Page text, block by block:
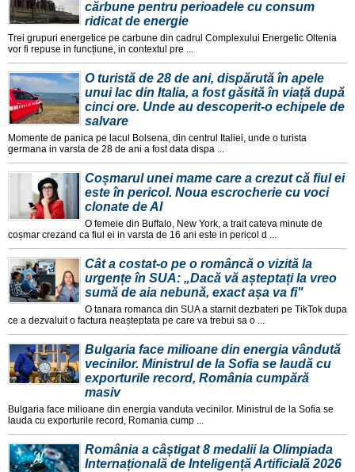
cărbune pentru perioadele cu consum
ridicat de energie
Trei grupuri energetice pe carbune din cadrul Complexului Energetic Oltenia
vor fi repuse in funcțiune, in contextul pre ...
O turistă de 28 de ani, dispărută în apele
unui lac din Italia, a fost găsită în viață după
cinci ore. Unde au descoperit-o echipele de
salvare
Momente de panica pe lacul Bolsena, din centrul Italiei, unde o turista
germana in varsta de 28 de ani a fost data dispa ...
Coșmarul unei mame care a crezut că fiul ei
este în pericol. Noua escrocherie cu voci
clonate de AI
O femeie din Buffalo, New York, a trait cateva minute de
coșmar crezand ca fiul ei in varsta de 16 ani este in pericol d ...
Cât a costat-o pe o româncă o vizită la
urgențe în SUA: „Dacă vă așteptați la vreo
sumă de aia nebună, exact așa va fi"
O tanara romanca din SUA a starnit dezbateri pe TikTok dupa
ce a dezvaluit o factura neașteptata pe care va trebui sa o ...
Bulgaria face milioane din energia vândută
vecinilor. Ministrul de la Sofia se laudă cu
exporturile record, România cumpără
masiv
Bulgaria face milioane din energia vanduta vecinilor. Ministrul de la Sofia se
lauda cu exporturile record, Romania cump ...
România a câștigat 8 medalii la Olimpiada
Internațională de Inteligență Artificială 2026